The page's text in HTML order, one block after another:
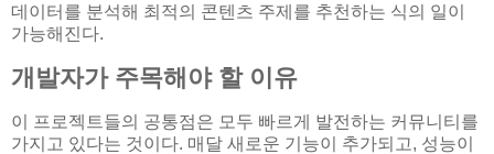
데이터를 분석해 최적의 콘텐츠 주제를 추천하는 식의 일이
가능해진다.
개발자가 주목해야 할 이유
이 프로젝트들의 공통점은 모두 빠르게 발전하는 커뮤니티를
가지고 있다는 것이다. 매달 새로운 기능이 추가되고, 성능이